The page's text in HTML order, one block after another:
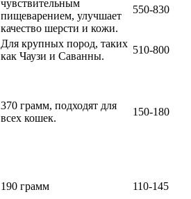
чувствительным
пищеварением, улучшает
качество шерсти и кожи.
550-830
Для крупных пород, таких
как Чаузи и Саванны.
510-800
370 грамм, подходят для
всех кошек.
150-180
190 грамм
110-145